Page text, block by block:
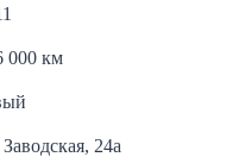
000 км
24а